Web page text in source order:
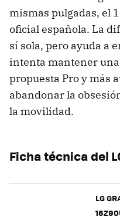
mismas pulgadas, el
oficial española. La
sí sola, pero ayuda a
intenta mantener
propuesta Pro y más
abandonar la
la movilidad.
Ficha técnica del
LG